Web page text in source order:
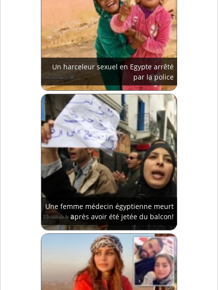
Un harceleur sexuel en Egypte arrêté
par la police
Une femme médecin égyptienne meurt
après avoir été jetée du balcon!